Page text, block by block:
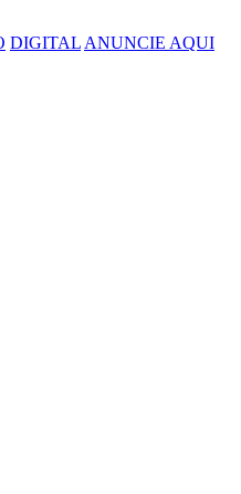
DIGITAL ANUNCIE AQUI